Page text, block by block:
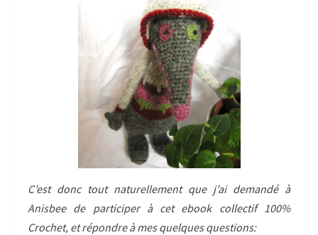
C’est donc tout naturellement que j’ai demandé à
Anisbee de participer à cet ebook collectif 100%
Crochet, et répondre à mes quelques questions: